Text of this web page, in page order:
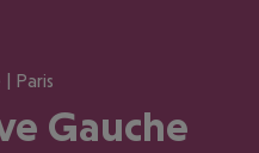
Paris
Gauche